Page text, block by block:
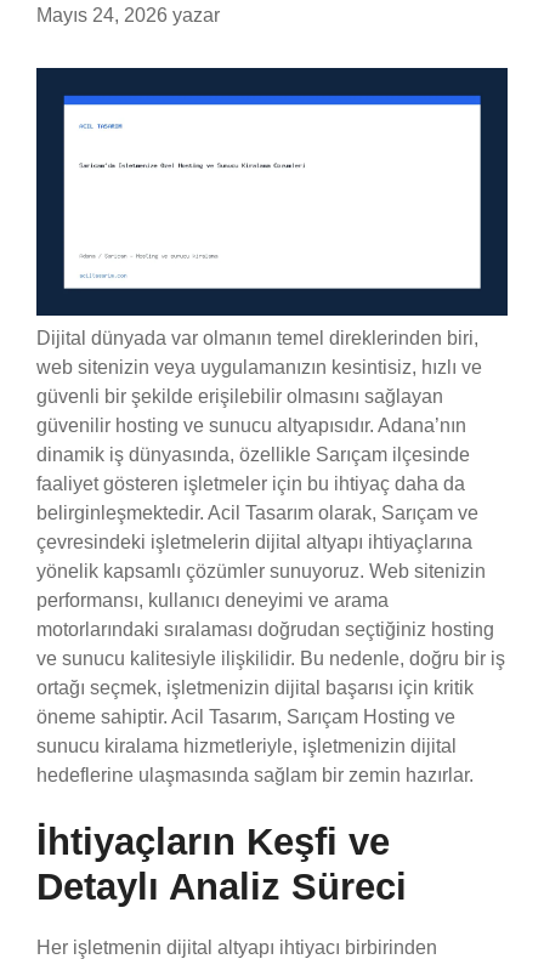
Mayıs 24, 2026 yazar
Dijital dünyada var olmanın temel direklerinden biri,
web sitenizin veya uygulamanızın kesintisiz, hızlı ve
güvenli bir şekilde erişilebilir olmasını sağlayan
güvenilir hosting ve sunucu altyapısıdır. Adana’nın
dinamik iş dünyasında, özellikle Sarıçam ilçesinde
faaliyet gösteren işletmeler için bu ihtiyaç daha da
belirginleşmektedir. Acil Tasarım olarak, Sarıçam ve
çevresindeki işletmelerin dijital altyapı ihtiyaçlarına
yönelik kapsamlı çözümler sunuyoruz. Web sitenizin
performansı, kullanıcı deneyimi ve arama
motorlarındaki sıralaması doğrudan seçtiğiniz hosting
ve sunucu kalitesiyle ilişkilidir. Bu nedenle, doğru bir iş
ortağı seçmek, işletmenizin dijital başarısı için kritik
öneme sahiptir. Acil Tasarım, Sarıçam Hosting ve
sunucu kiralama hizmetleriyle, işletmenizin dijital
hedeflerine ulaşmasında sağlam bir zemin hazırlar.
İhtiyaçların Keşfi ve
Detaylı Analiz Süreci
Her işletmenin dijital altyapı ihtiyacı birbirinden